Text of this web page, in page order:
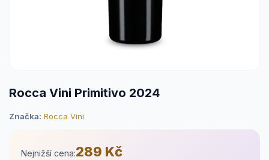
Rocca Vini Primitivo 2024
Značka: Rocca Vini
Nejnižší cena:289 Kč